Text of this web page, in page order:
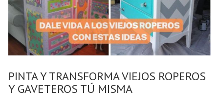
PINTA Y TRANSFORMA VIEJOS ROPEROS
Y GAVETEROS TÚ MISMA